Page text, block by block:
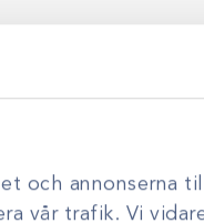
och annonserna
vår trafik. Vi
oss för
dig i allt från